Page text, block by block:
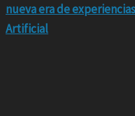
nueva era de
Artificial